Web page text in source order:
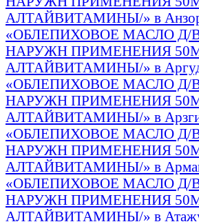
АЛТАЙВИТАМИНЫ/» в
«ОБЛЕПИХОВОЕ МАСЛО Д/
НАРУЖН ПРИМЕНЕНИЯ
АЛТАЙВИТАМИНЫ/» в
«ОБЛЕПИХОВОЕ МАСЛО Д/
НАРУЖН ПРИМЕНЕНИЯ
АЛТАЙВИТАМИНЫ/» в
«ОБЛЕПИХОВОЕ МАСЛО Д/
НАРУЖН ПРИМЕНЕНИЯ
АЛТАЙВИТАМИНЫ/» в
«ОБЛЕПИХОВОЕ МАСЛО Д/
НАРУЖН ПРИМЕНЕНИЯ
АЛТАЙВИТАМИНЫ/» в